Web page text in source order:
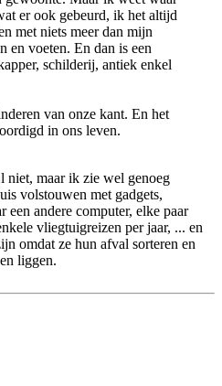
er ook gebeurd, ik het altijd
met niets meer dan mijn
en voeten. En dan is een
schilderij, antiek enkel
van onze kant. En het
in ons leven.
niet, maar ik zie wel genoeg
volstouwen met gadgets,
een andere computer, elke paar
vliegtuigreizen per jaar, ... en
omdat ze hun afval sorteren en
liggen.